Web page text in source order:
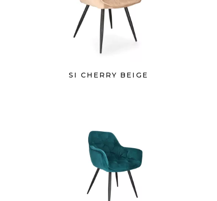
SI CHERRY BEIGE